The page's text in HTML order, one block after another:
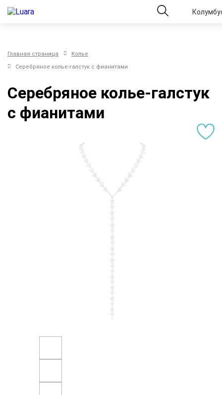
Главная страница
Колье
Серебряное колье-галстук с фианитами
Серебряное колье-галстук
с фианитами